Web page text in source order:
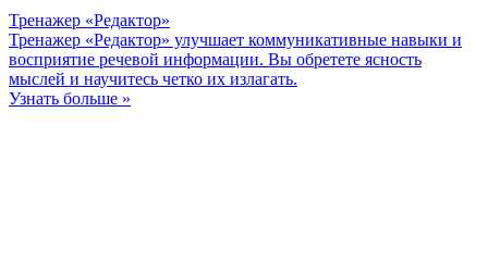
Тренажер «Редактор»
Тренажер «Редактор» улучшает коммуникативные навыки и
восприятие речевой информации. Вы обретете ясность
мыслей и научитесь четко их излагать.
Узнать больше »